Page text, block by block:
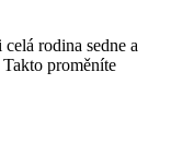
rodina sedne a
Takto proměníte